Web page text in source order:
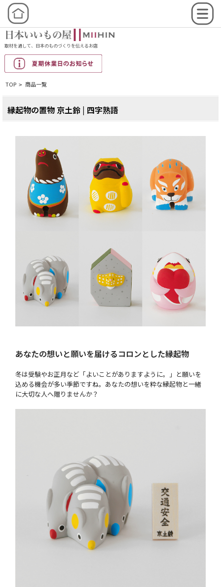
取材を通して、日本のものづくりを伝えるお店
TOP > 商品一覧
縁起物の置物 京土鈴 | 四字熟語
あなたの想いと願いを届けるコロンとした縁起物
冬は受験やお正月など「よいことがありますように。」と願いを
込める機会が多い季節ですね。あなたの想いを粋な縁起物と一緒
に大切な人へ贈りませんか？